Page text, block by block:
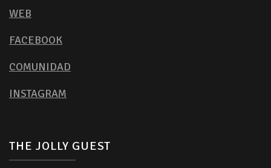
WEB
FACEBOOK
COMUNIDAD
INSTAGRAM
THE JOLLY GUEST